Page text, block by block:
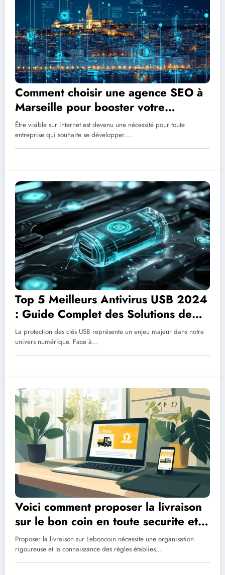
Comment choisir une agence SEO à
Marseille pour booster votre
visibilité en ligne
Être visible sur internet est devenu une nécessité pour toute
entreprise qui souhaite se développer.…
Top 5 Meilleurs Antivirus USB 2024
: Guide Complet des Solutions de
Protection
La protection des clés USB représente un enjeu majeur dans notre
univers numérique. Face à…
Voici comment proposer la livraison
sur le bon coin en toute securite et
gerer les problemes
Proposer la livraison sur Leboncoin nécessite une organisation
rigoureuse et la connaissance des règles établies…